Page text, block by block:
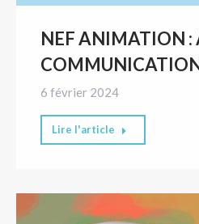
NEF ANIMATION :
6 février 2024
Lire l'article